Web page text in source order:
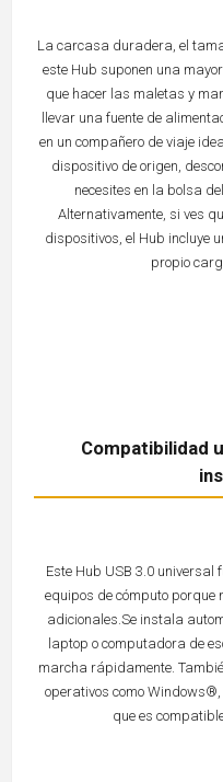
La carcasa duradera, el
este Hub suponen una
que hacer las maletas y
llevar una fuente de
en un compañero de viaje
dispositivo de origen,
necesites en la bolsa
Alternativamente, si ves
dispositivos, el Hub incluye
propio
Compatibilidad
Este Hub USB 3.0
equipos de cómputo porque
adicionales.Se instala
laptop o computadora de
marcha rápidamente.
operativos como
que es